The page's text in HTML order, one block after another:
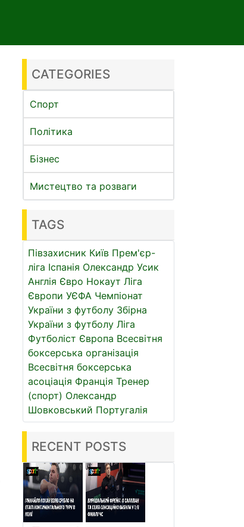
CATEGORIES
Спорт
Політика
Бізнес
Мистецтво та розваги
TAGS
Півзахисник Київ Прем'єр-
ліга Іспанія Олександр Усик
Англія Євро Нокаут Ліга
Європи УЄФА Чемпіонат
України з футболу Збірна
України з футболу Ліга
Футболіст Європа Всесвітня
боксерська організація
Всесвітня боксерська
асоціація Франція Тренер
(спорт) Олександр
Шовковський Португалія
RECENT POSTS